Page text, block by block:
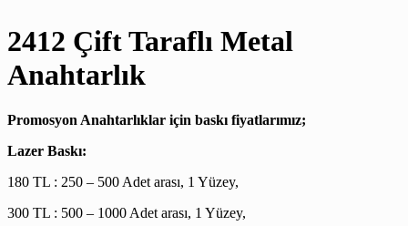
2412 Çift Taraflı Metal
Anahtarlık
Promosyon Anahtarlıklar için baskı fiyatlarımız;
Lazer Baskı:
180 TL : 250 – 500 Adet arası, 1 Yüzey,
300 TL : 500 – 1000 Adet arası, 1 Yüzey,